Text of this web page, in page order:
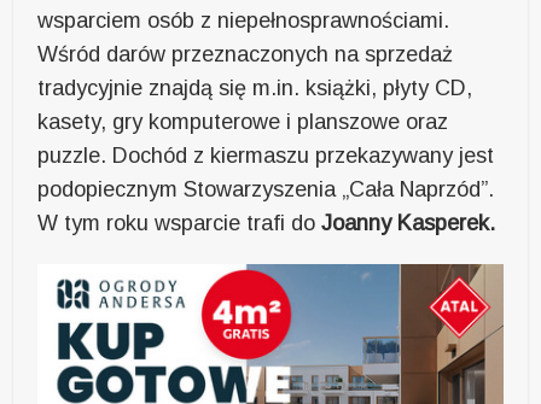
wsparciem osób z niepełnosprawnościami.
Wśród darów przeznaczonych na sprzedaż
tradycyjnie znajdą się m.in. książki, płyty CD,
kasety, gry komputerowe i planszowe oraz
puzzle. Dochód z kiermaszu przekazywany jest
podopiecznym Stowarzyszenia „Cała Naprzód”.
W tym roku wsparcie trafi doJoanny Kasperek.